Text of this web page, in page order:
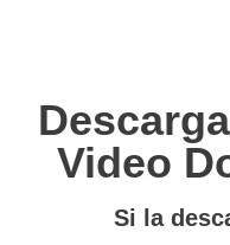
Video
Si la